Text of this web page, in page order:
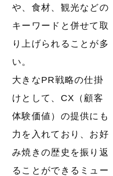
や、食材、観光などの
キーワードと併せて取
り上げられることが多
い。
大きなPR戦略の仕掛
けとして、CX（顧客
体験価値）の提供にも
力を入れており、お好
み焼きの歴史を振り返
ることができるミュー